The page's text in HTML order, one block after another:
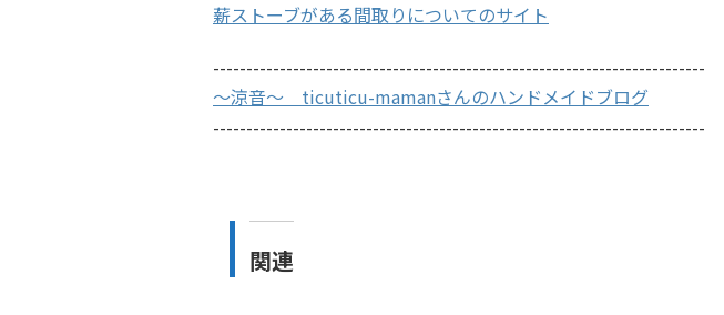
薪ストーブがある間取りについてのサイト
--------------------------------------------------------------------------
～涼音～ ticuticu-mamanさんのハンドメイドブログ
--------------------------------------------------------------------------
関連